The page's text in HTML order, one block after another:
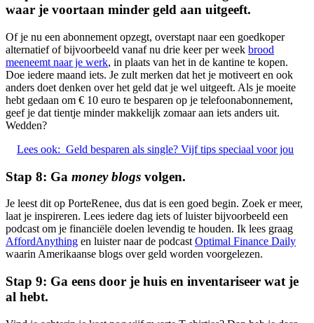
waar je voortaan minder geld aan uitgeeft.
Of je nu een abonnement opzegt, overstapt naar een goedkoper
alternatief of bijvoorbeeld vanaf nu drie keer per week brood
meeneemt naar je werk, in plaats van het in de kantine te kopen.
Doe iedere maand iets. Je zult merken dat het je motiveert en ook
anders doet denken over het geld dat je wel uitgeeft. Als je moeite
hebt gedaan om € 10 euro te besparen op je telefoonabonnement,
geef je dat tientje minder makkelijk zomaar aan iets anders uit.
Wedden?
Lees ook: Geld besparen als single? Vijf tips speciaal voor jou
Stap 8: Ga money blogs volgen.
Je leest dit op PorteRenee, dus dat is een goed begin. Zoek er meer,
laat je inspireren. Lees iedere dag iets of luister bijvoorbeeld een
podcast om je financiële doelen levendig te houden. Ik lees graag
AffordAnything en luister naar de podcast Optimal Finance Daily
waarin Amerikaanse blogs over geld worden voorgelezen.
Stap 9: Ga eens door je huis en inventariseer wat je
al hebt.